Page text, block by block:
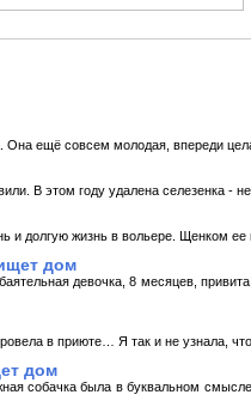
Она ещё совсем молодая, впереди
В этом году удалена селезенка - не
и долгую жизнь в вольере. Щенком ее
дом
девочка, 8 месяцев, привита,
в приюте… Я так и не узнала, что
дом
собачка была в буквальном